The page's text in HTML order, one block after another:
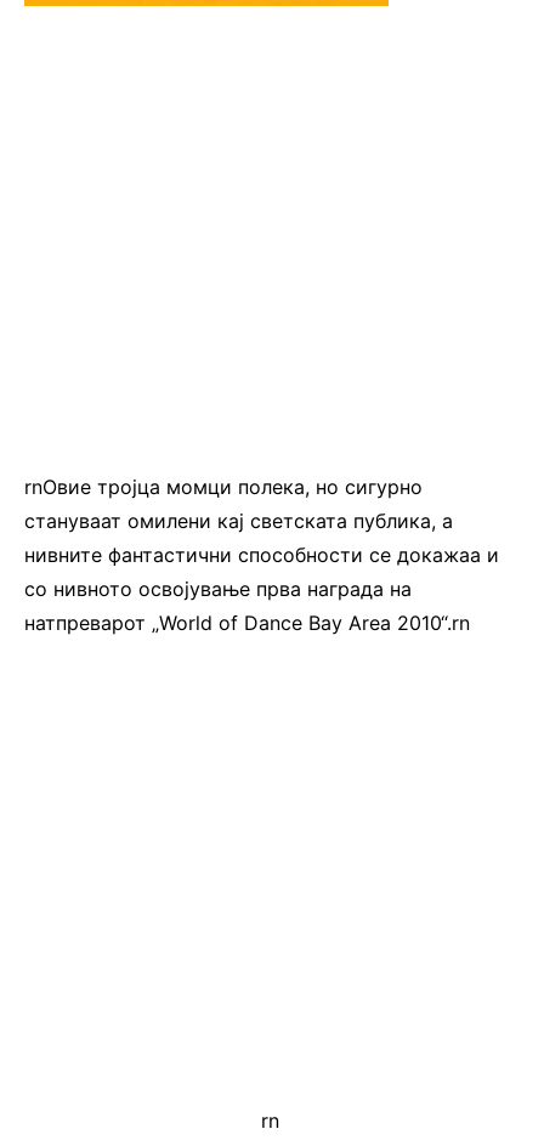
rnОвие тројца момци полека, но сигурно
стануваат омилени кај светската публика, а
нивните фантастични способности се докажаа и
со нивното освојување прва награда на
натпреварот „World of Dance Bay Area 2010“.rn
rn.